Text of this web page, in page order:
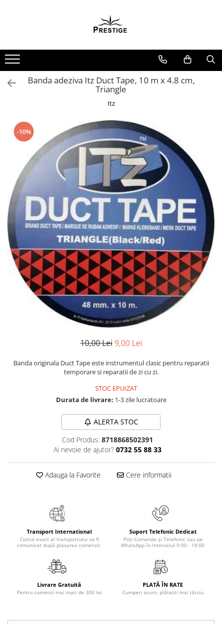
Noutati
Promotii
Pachete Speciale Carti
Arte Divinatorii
Astrologie
Chiromantie
Dezvoltare Spirituala
KidConnection
Minte Corp
New Illuminati Files
Numerologie
Paranormal
Parapsihologie
Ramtha
Audiobook
ReConnect
SelfConnect
Medicina & Farmacie
Starea de bine
Terapii Alternative
Beletristica
Banda adeziva Itz Duct Tape, 10 m x 4.8 cm,
Triangle
Itz
-10%
10,00 Lei 9,00 Lei
Banda originala Duct Tape este instrumentul clasic pentru reparatii
temporare si reparatii de zi cu zi.
STOC EPUIZAT
Durata de livrare: 1-3 zile lucratoare
ALERTA STOC
Cod Produs: 8718868502391
Ai nevoie de ajutor? 0732 55 88 33
Adauga la Favorite Cere informatii
Transport International
Costul exact al transportului va fi
comunicat după plasarea comenzii.
Suport Telefonic Dedicat
Poți Comanda și Telefonic sau pe
WhatsApp în Intervalul 9:00 - 18:00
Livrare Gratuită
Pentru comenzi mai mari de 300 lei
PLATĂ ÎN RATE
Cumperi acum, plătești mai târziu